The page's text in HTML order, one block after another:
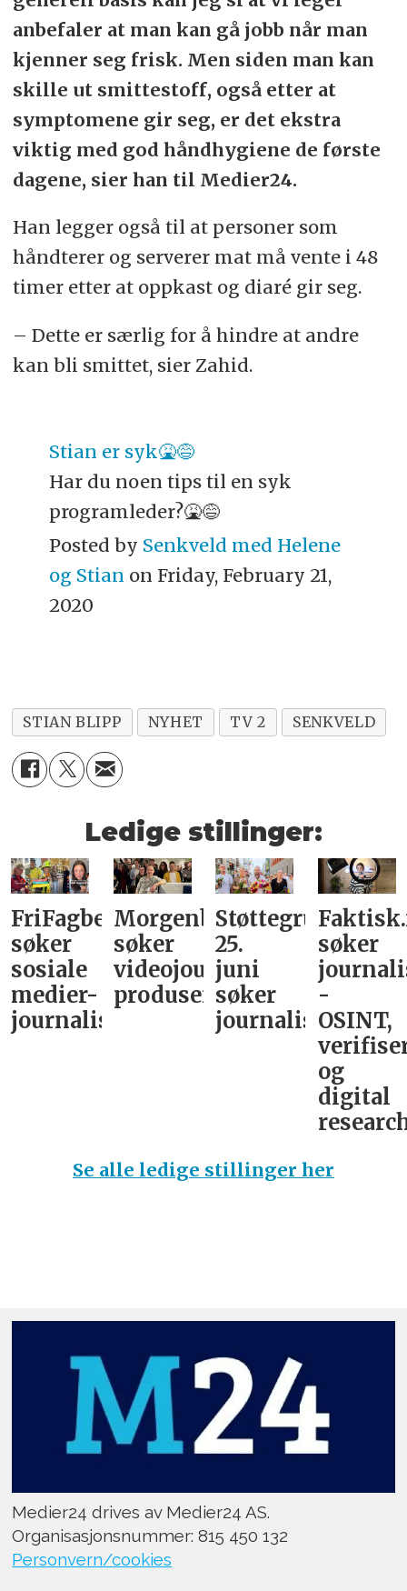
anbefaler at man kan gå jobb når man
kjenner seg frisk. Men siden man kan
skille ut smittestoff, også etter at
symptomene gir seg, er det ekstra
viktig med god håndhygiene de første
dagene, sier han til Medier24.
Han legger også til at personer som
håndterer og serverer mat må vente i 48
timer etter at oppkast og diaré gir seg.
– Dette er særlig for å hindre at andre
kan bli smittet, sier Zahid.
Stian er syk🤮😅
Har du noen tips til en syk
programleder?🤮😅
Posted by Senkveld med Helene
og Stian on Friday, February 21,
2020
STIAN BLIPP NYHET TV 2 SENKVELD
Ledige stillinger:
FriFagbevegelse
søker
sosiale
medier-
journalist
Morgenbladet
søker
videojournalist/podkast-
produsent
Støttegruppa
25.
juni
søker
journalist
søker
-
OSINT,
og
digital
Se alle ledige stillinger her
Medier24 drives av Medier24 AS.
Organisasjonsnummer: 815 450 132
Personvern/cookies